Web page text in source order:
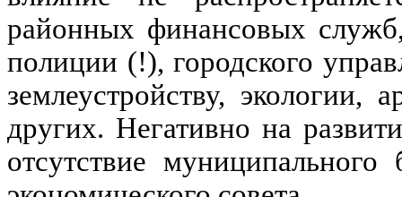
районных финансовых
полиции (!), городского
землеустройству, экологии,
других. Негативно на
отсутствие